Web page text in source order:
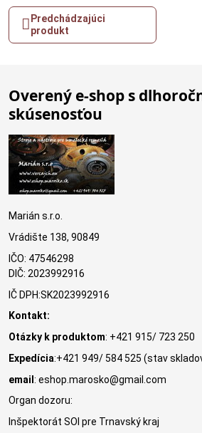
Predchádzajúci
produkt
Overený e-shop s
skúsenosťou
Marián s.r.o.
Vrádište 138, 90849
IČO: 47546298
DIČ: 2023992916
IČ DPH:SK2023992916
Kontakt:
Otázky k produktom: +421 915/ 723 250
Expedícia:+421 949/ 584 525 (stav
email: eshop.marosko@gmail.com
Organ dozoru:
Inšpektorát SOI pre Trnavský kraj